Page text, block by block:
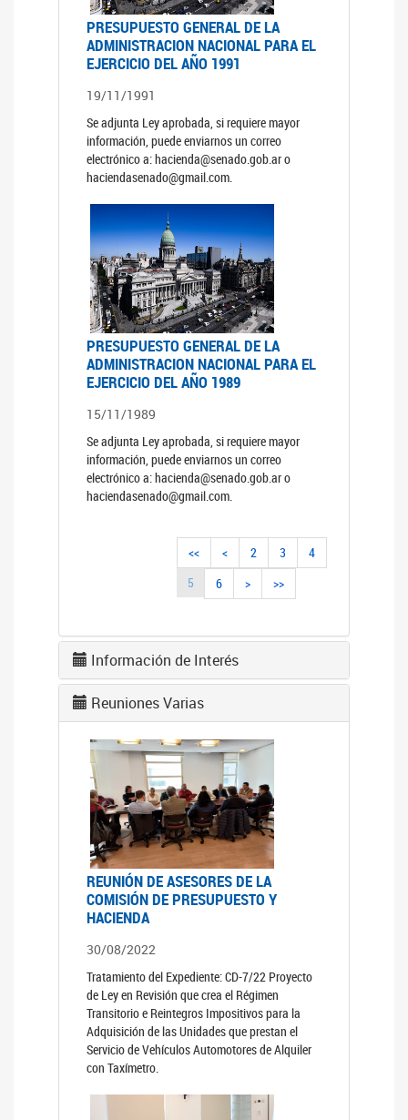
PRESUPUESTO GENERAL DE LA
ADMINISTRACION NACIONAL PARA EL
EJERCICIO DEL AÑO 1991
19/11/1991
Se adjunta Ley aprobada, si requiere mayor
información, puede enviarnos un correo
electrónico a: hacienda@senado.gob.ar o
haciendasenado@gmail.com.
PRESUPUESTO GENERAL DE LA
ADMINISTRACION NACIONAL PARA EL
EJERCICIO DEL AÑO 1989
15/11/1989
Se adjunta Ley aprobada, si requiere mayor
información, puede enviarnos un correo
electrónico a: hacienda@senado.gob.ar o
haciendasenado@gmail.com.
<< < 2 3
4
5
6 > >>
Información de Interés
Reuniones Varias
REUNIÓN DE ASESORES DE LA
COMISIÓN DE PRESUPUESTO Y
HACIENDA
30/08/2022
Tratamiento del Expediente: CD-7/22 Proyecto
de Ley en Revisión que crea el Régimen
Transitorio e Reintegros Impositivos para la
Adquisición de las Unidades que prestan el
Servicio de Vehículos Automotores de Alquiler
con Taxímetro.